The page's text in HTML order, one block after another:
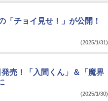
「チョイ見せ！」が公開！
(2025/1/31)
売！「入間くん」＆「魔界
(2025/1/30)